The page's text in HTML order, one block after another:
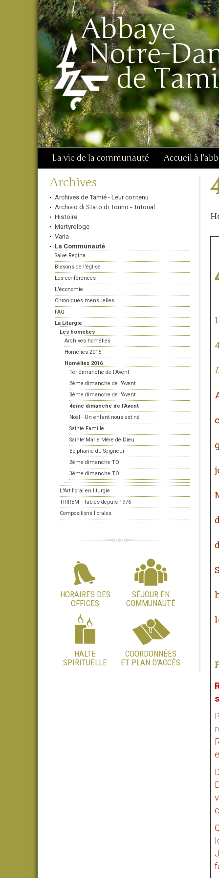
Aller
au
contenu.
|
Aller
à
navigation
Outils
personnels
Chercher par
Recherche
avancée…
La vie de la communauté Accueil à
Navigation
Archives
Archives de Tamié - Leur contenu
Archivio di Stato di Torino - Tutorial
Histoire
Martyrologe
Varia
La Communauté
Salve Regina
Blasons de l'église
Les conférences
L'économie
Chroniques mensuelles
FAQ
La Liturgie
Les homélies
Archives homélies
Homélies 2015
Homélies 2016
1er dimanche de l'Avent
2ème dimanche de l'Avent
3ème dimanche de l'Avent
4ème dimanche de l'Avent
Noël - Un enfant nous est né
Sainte Famille
Sainte Marie Mère de Dieu
Épiphanie du Seigneur
2ème dimanche TO
3ème dimanche TO
L'Art floral en liturgie
TRIREM - Tables depuis 1976
Compositions florales
HORAIRES DES
OFFICES
SÉJOUR EN
COMMUNAUTÉ
HALTE
SPIRITUELLE
COORDONNÉES
ET PLAN D'ACCÈS